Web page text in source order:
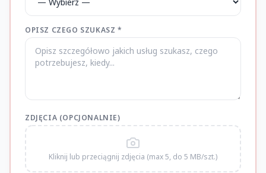
OPISZ CZEGO SZUKASZ *
ZDJĘCIA (OPCJONALNIE)
Kliknij lub przeciągnij zdjęcia (max 5, do 5 MB/szt.)